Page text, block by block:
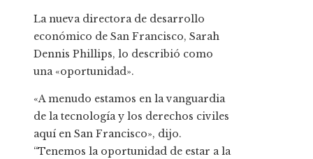
La nueva directora de desarrollo
económico de San Francisco, Sarah
Dennis Phillips, lo describió como
una «oportunidad».
«A menudo estamos en la vanguardia
de la tecnología y los derechos civiles
aquí en San Francisco», dijo.
“Tenemos la oportunidad de estar a la